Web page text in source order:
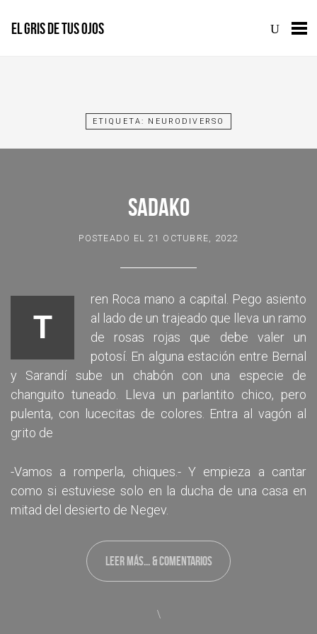
EL GRIS DE TUS OJOS
ETIQUETA: NEURODIVERSO
SADAKO
POSTEADO EL 21 OCTUBRE, 2022
T
ren Roca mano a capital. Pego asiento
al lado de un trajeado que lleva un ramo
de rosas rojas que debe valer un
potosí. En alguna estación entre Bernal
y Sarandí sube un chabón con una especie de
changuito tuneado. Lleva un parlantito chico, pero
pulenta, con lucecitas de colores. Entra al vagón al
grito de
-Vamos a romperla, chiques.- Y empieza a cantar
como si estuviese solo en la ducha de una casa en
mitad del desierto de Negev.
LEER MÁS... & COMENTARIOS